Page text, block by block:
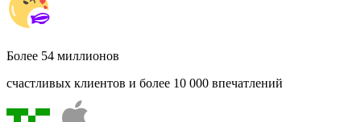
Более 54 миллионов
счастливых клиентов и более 10 000 впечатлений